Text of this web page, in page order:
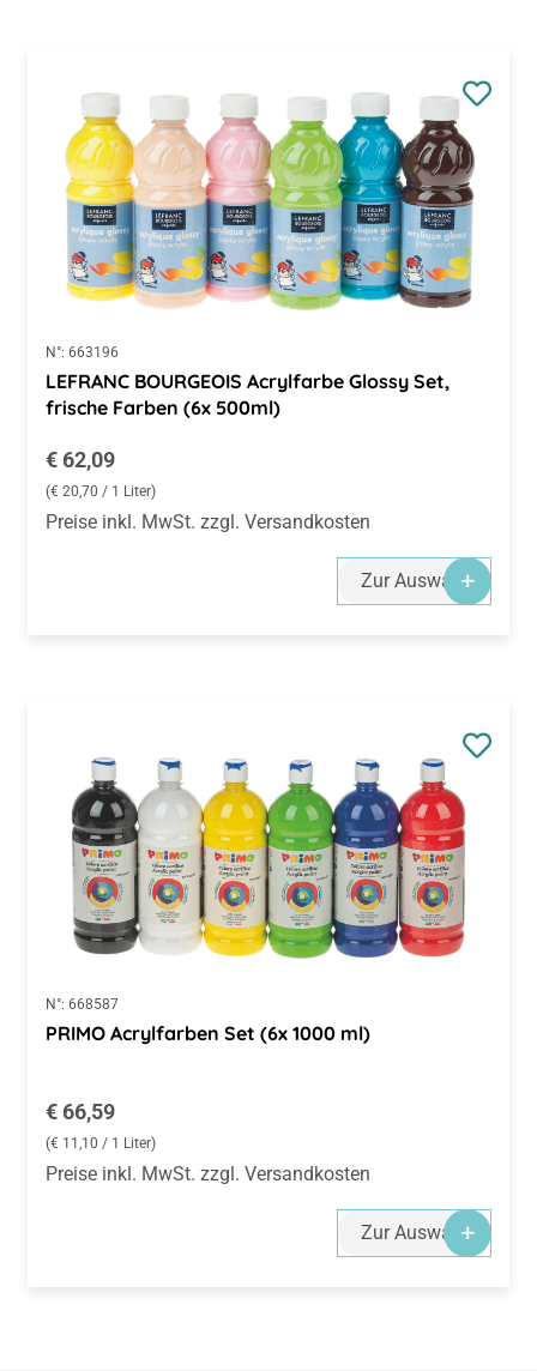
N°: 663196
LEFRANC BOURGEOIS Acrylfarbe Glossy Set,
frische Farben (6x 500ml)
Regulärer Preis:
€ 62,09
(€ 20,70 / 1 Liter)
Preise inkl. MwSt. zzgl. Versandkosten
Zur Auswahl
N°: 668587
PRIMO Acrylfarben Set (6x 1000 ml)
Regulärer Preis:
€ 66,59
(€ 11,10 / 1 Liter)
Preise inkl. MwSt. zzgl. Versandkosten
Zur Auswahl